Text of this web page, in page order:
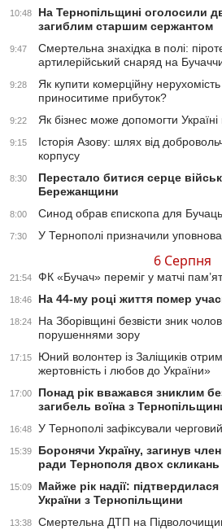
10:48
На Тернопільщині оголосили
загиблим старшим сержантом
9:47
Смертельна знахідка в полі:
артилерійський снаряд на
9:28
Як купити комерційну
приноситиме прибуток?
9:22 Як бізнес може допомогти
9:15
Історія Азову: шлях від
корпусу
8:30
Перестало битися серце
Бережанщини
8:00 Синод обрав єпископа для
7:30 У Тернополі призначили
6 Серпня
21:54 ФК «Бучач» переміг у матчі
18:46 На 44-му році життя помер
18:24
На Зборівщині безвісти зник
порушеннями зору
17:15
Юний волонтер із Заліщиків
жертовність і любов до України»
17:00
Понад рік вважався зниклим
загибель воїна з
16:48 У Тернополі зафіксували
15:39
Боронячи Україну, загинув
ради Тернополя двох скликань
15:09
Майже рік надії:
України з Тернопільщини
13:38
Смертельна ДТП на